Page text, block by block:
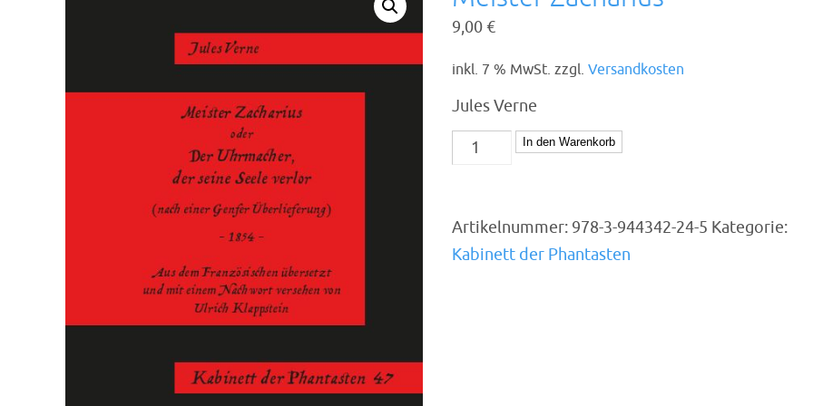
9,00€
inkl. 7 % MwSt. zzgl.Versandkosten
Jules Verne
Meister
Zacharius
In den Warenkorb
Artikelnummer: 978-3-944342-24-5 Kategorie:
Kabinett der Phantasten